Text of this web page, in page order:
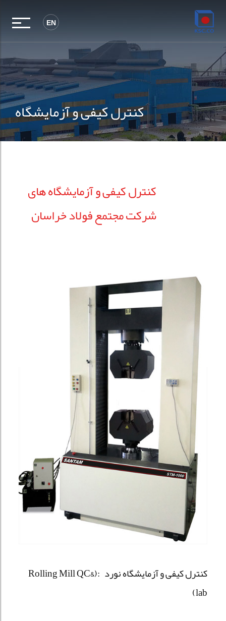
EN
کنترل کیفی و آزمایشگاه
کنترل کیفی و آزمایشگاه های
شرکت مجتمع فولاد خراسان
کنترل کیفی و آزمایشگاه نورد :(Rolling Mill QC&
lab)